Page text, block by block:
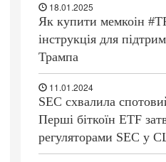
18.01.2025
Як купити мемкоін
інструкція для
Трампа
11.01.2024
SEC схвалила
Перші біткоїн ETF
регуляторами SEC у